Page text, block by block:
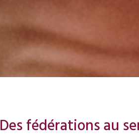
Des fédérations au